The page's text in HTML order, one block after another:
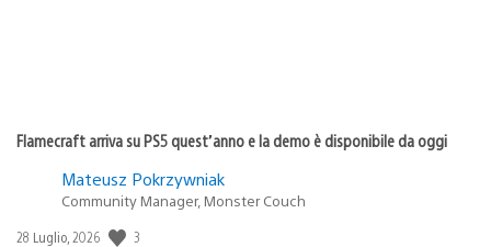
Flamecraft arriva su PS5 quest’anno e la demo è disponibile da oggi
Mateusz Pokrzywniak
Community Manager, Monster Couch
Data
28 Luglio, 2026 3